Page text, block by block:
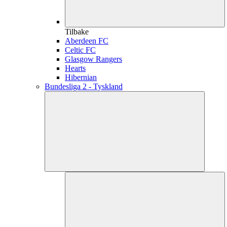
Tilbake
Aberdeen FC
Celtic FC
Glasgow Rangers
Hearts
Hibernian
Bundesliga 2 - Tyskland